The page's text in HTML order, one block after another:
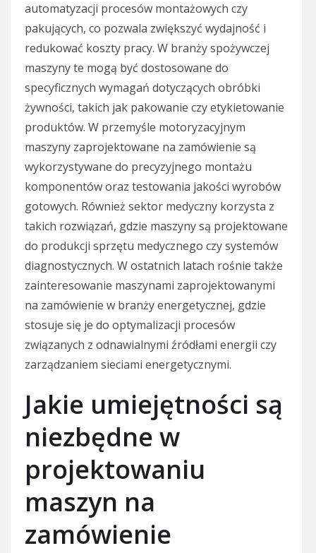
automatyzacji procesów montażowych czy
pakujących, co pozwala zwiększyć wydajność i
redukować koszty pracy. W branży spożywczej
maszyny te mogą być dostosowane do
specyficznych wymagań dotyczących obróbki
żywności, takich jak pakowanie czy etykietowanie
produktów. W przemyśle motoryzacyjnym
maszyny zaprojektowane na zamówienie są
wykorzystywane do precyzyjnego montażu
komponentów oraz testowania jakości wyrobów
gotowych. Również sektor medyczny korzysta z
takich rozwiązań, gdzie maszyny są projektowane
do produkcji sprzętu medycznego czy systemów
diagnostycznych. W ostatnich latach rośnie także
zainteresowanie maszynami zaprojektowanymi
na zamówienie w branży energetycznej, gdzie
stosuje się je do optymalizacji procesów
związanych z odnawialnymi źródłami energii czy
zarządzaniem sieciami energetycznymi.
Jakie umiejętności są
niezbędne w
projektowaniu
maszyn na
zamówienie